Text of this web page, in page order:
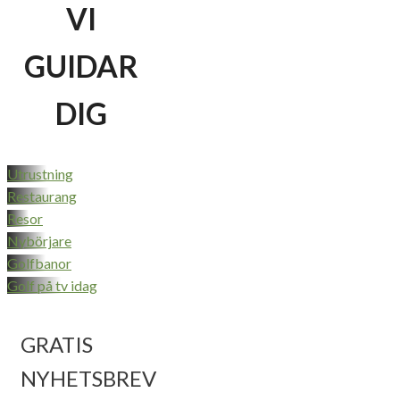
VI
GUIDAR
DIG
Utrustning
Restaurang
Resor
Nybörjare
Golfbanor
Golf på tv idag
GRATIS
NYHETSBREV